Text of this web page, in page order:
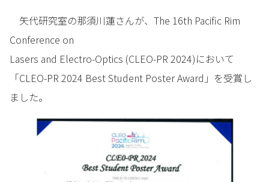
矢代研究室の那須川蓮さんが、The 16th Pacific Rim
Conference on
Lasers and Electro-Optics (CLEO-PR 2024)において
「CLEO-PR 2024 Best Student Poster Award」を受賞し
ました。